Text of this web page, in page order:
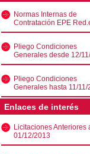
Normas Internas de
Contratación EPE
Pliego Condiciones
Generales desde 12/
Pliego Condiciones
Generales hasta 11/11/
Enlaces de interés
Licitaciones Anteriores
01/12/2013